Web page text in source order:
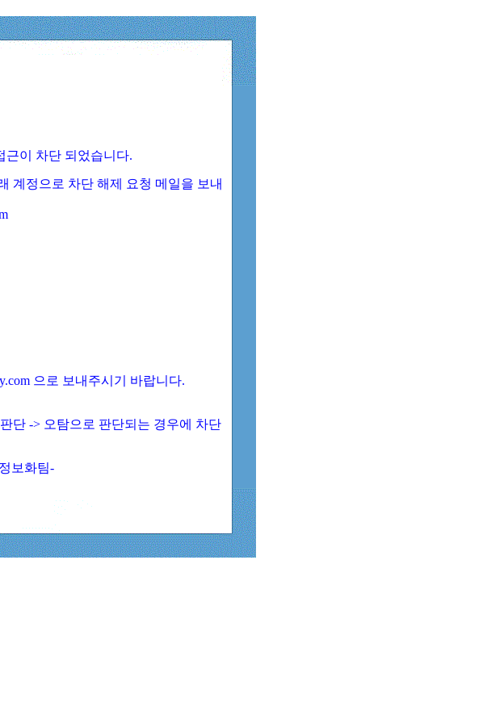
근이 차단 되었습니다.
계정으로 차단 해제 요청 메일을 보내
으로 보내주시기 바랍니다.
단 -> 오탐으로 판단되는 경우에 차단
보화팀-